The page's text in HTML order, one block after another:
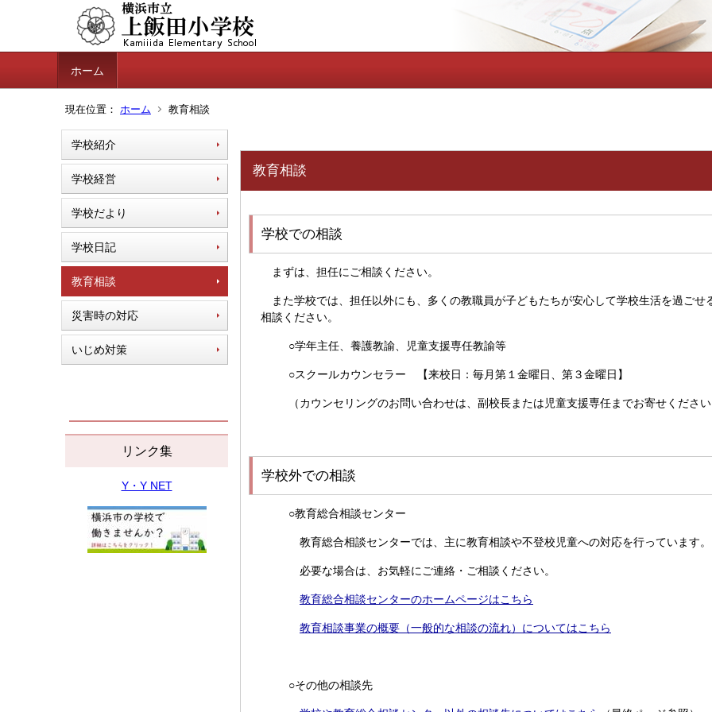
ホーム
現在位置： ホーム 教育相談
学校紹介
学校経営
学校だより
学校日記
教育相談
災害時の対応
いじめ対策
リンク集
Y・Y NET
教育相談
学校での相談
まずは、担任にご相談ください。
また学校では、担任以外にも、多くの教職員が子どもたちが安心して学校生活を過ご
相談ください。
○学年主任、養護教諭、児童支援専任教諭等
○スクールカウンセラー 【来校日：毎月第１金曜日、第３金曜日】
（カウンセリングのお問い合わせは、副校長または児童支援専任までお寄せくださ
学校外での相談
○教育総合相談センター
教育総合相談センターでは、主に教育相談や不登校児童への対応を行っています。
必要な場合は、お気軽にご連絡・ご相談ください。
教育総合相談センターのホームページはこちら
教育相談事業の概要（一般的な相談の流れ）についてはこちら
○その他の相談先